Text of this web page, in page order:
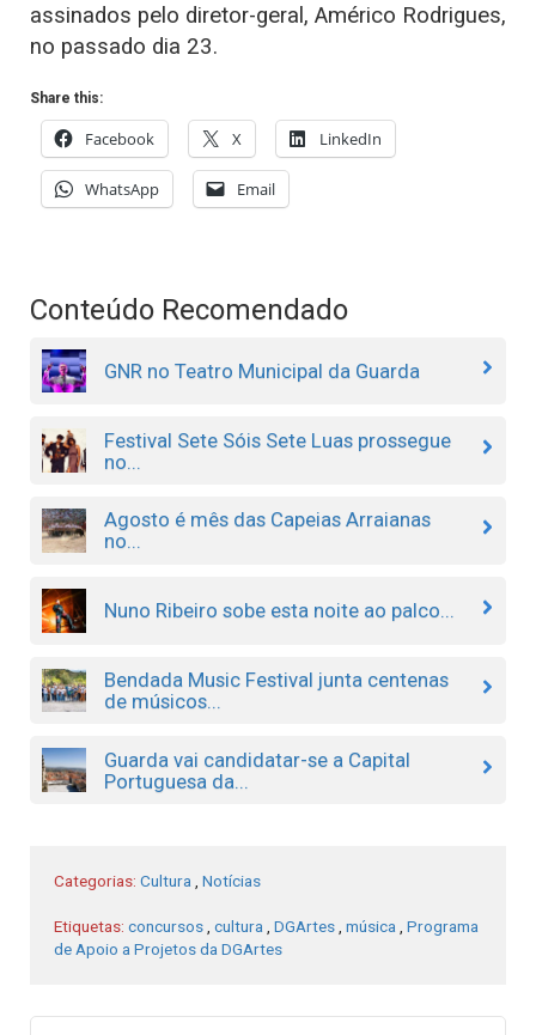
assinados pelo diretor-geral, Américo Rodrigues,
no passado dia 23.
Share this:
Facebook X LinkedIn
WhatsApp Email
Conteúdo Recomendado
GNR no Teatro Municipal da Guarda
Festival Sete Sóis Sete Luas prossegue
no...
Agosto é mês das Capeias Arraianas
no...
Nuno Ribeiro sobe esta noite ao palco...
Bendada Music Festival junta centenas
de músicos...
Guarda vai candidatar-se a Capital
Portuguesa da...
Categorias: Cultura, Notícias
Etiquetas: concursos, cultura, DGArtes, música, Programa
de Apoio a Projetos da DGArtes